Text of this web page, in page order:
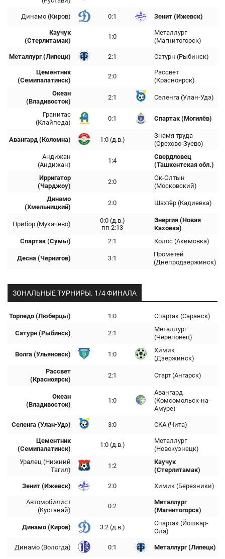
Динамо (Киров) 0:1 Зенит (Ижевск)
Каучук
(Стерлитамак)
1:0
Металлург
(Магнитогорск)
Металлург (Липецк) 2:1 Сатурн (Рыбинск)
Цементник
(Семипалатинск)
2:0
Рассвет
(Красноярск)
Океан
(Владивосток)
2:1 Селенга (Улан-Удэ)
Гранитас
(Клайпеда)
0:1 Спартак (Могилёв)
Авангард (Коломна) 1:0 (д.в.)
Знамя труда
(Орехово-Зуево)
Андижан
(Андижан)
1:4
Свердловец
(Ташкентская обл.)
Ирригатор
(Чарджоу)
2:0
Ок-Олтын
(Московский)
Динамо
(Хмельницкий)
2:0 Шахтёр (Кадиевка)
Прибор (Мукачево)
0:0 (д.в.)
пп 2:13
Энергия (Новая
Каховка)
Спартак (Сумы)
2:1 Колос (Акимовка)
Десна (Чернигов) 3:1
Прометей
(Днепродзержинск)
ЗОНАЛЬНЫЕ ТУРНИРЫ. 1/4 ФИНАЛА
Торпедо (Люберцы) 1:0 Спартак (Саранск)
Сатурн (Рыбинск) 2:1
Металлург
(Череповец)
Волга (Ульяновск) 1:0
Химик
(Дзержинск)
Рассвет
(Красноярск)
2:1 Старт (Ангарск)
Океан
(Владивосток)
1:0
Авангард
(Комсомольск-на-
Амуре)
Селенга (Улан-Удэ) 3:0 СКА (Чита)
Цементник
(Семипалатинск)
1:0 (д.в.)
Металлург
(Новокузнецк)
Уралец (Нижний
Тагил)
1:2
Каучук
(Стерлитамак)
Зенит (Ижевск) 2:0 Химик (Березники)
Автомобилист
(Кустанай)
0:2
Металлург
(Магнитогорск)
Динамо (Киров) 3:2 (д.в.)
Спартак (Йошкар-
Ола)
Динамо (Вологда) 0:1 Металлург (Липецк)